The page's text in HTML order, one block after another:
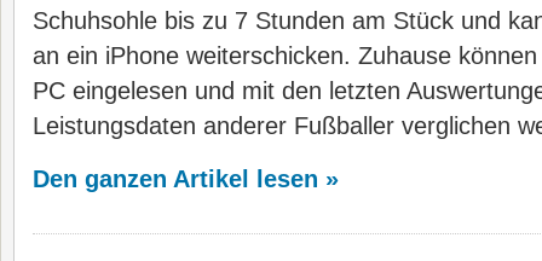
Schuhsohle bis zu 7 Stunden am Stück und
an ein iPhone weiterschicken. Zuhause
PC eingelesen und mit den letzten
Leistungsdaten anderer Fußballer verglichen
Den ganzen Artikel lesen »